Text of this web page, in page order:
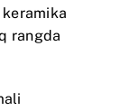
rangda